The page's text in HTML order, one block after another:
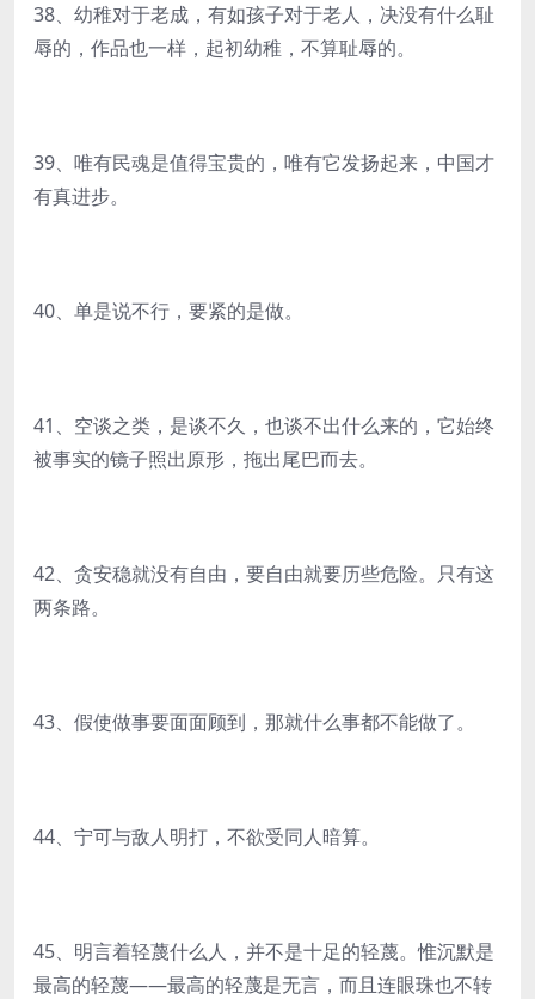
38、幼稚对于老成，有如孩子对于老人，决没有什么耻
辱的，作品也一样，起初幼稚，不算耻辱的。
39、唯有民魂是值得宝贵的，唯有它发扬起来，中国才
有真进步。
40、单是说不行，要紧的是做。
41、空谈之类，是谈不久，也谈不出什么来的，它始终
被事实的镜子照出原形，拖出尾巴而去。
42、贪安稳就没有自由，要自由就要历些危险。只有这
两条路。
43、假使做事要面面顾到，那就什么事都不能做了。
44、宁可与敌人明打，不欲受同人暗算。
45、明言着轻蔑什么人，并不是十足的轻蔑。惟沉默是
最高的轻蔑——最高的轻蔑是无言，而且连眼珠也不转